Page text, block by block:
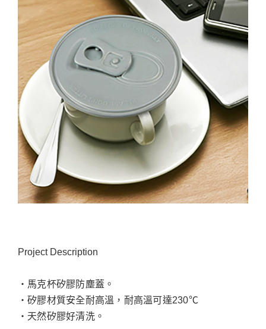
Project Description
‧馬克杯矽膠防塵蓋。
‧矽膠材質安全耐高溫，耐高溫可達230℃
‧天然矽膠好清洗。